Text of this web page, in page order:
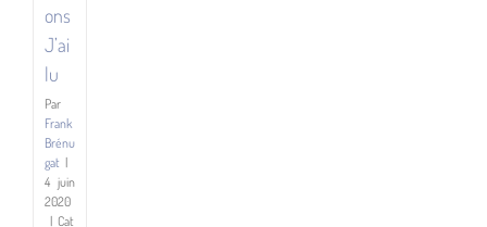
ons
J’ai
lu
Par
Frank
Brénu
gat |
4 juin
2020
| Cat